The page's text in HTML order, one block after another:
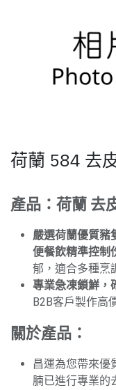
荷蘭 584 去
產品：荷蘭 去
嚴選荷蘭優質豬
便餐飲精準控制
郁，適合多種烹
專業急凍鎖鮮，
B2B客戶製作高
關於產品：
昌運為您帶來優
腩已進行專業的